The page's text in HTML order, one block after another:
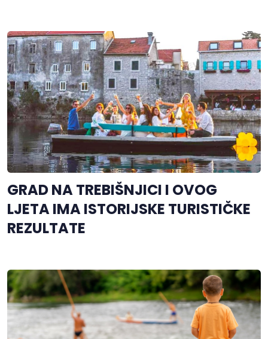
GRAD NA TREBIŠNJICI I OVOG
LJETA IMA ISTORIJSKE TURISTIČKE
REZULTATE